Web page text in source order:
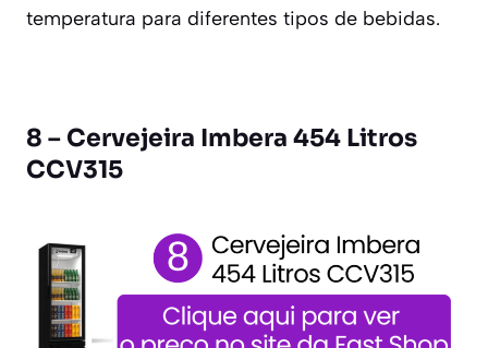
temperatura para diferentes tipos de bebidas.
8 – Cervejeira Imbera 454 Litros
CCV315